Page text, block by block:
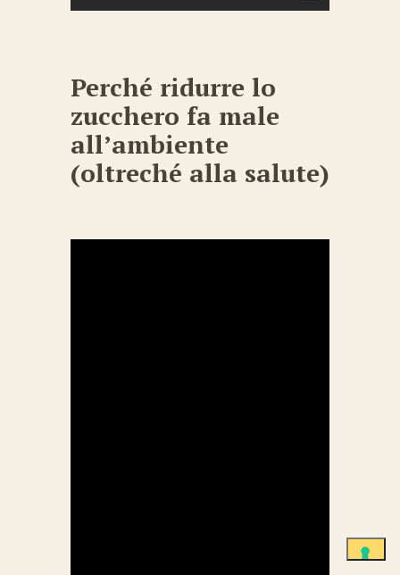
Perché ridurre lo
zucchero fa male
all’ambiente
(oltreché alla salute)